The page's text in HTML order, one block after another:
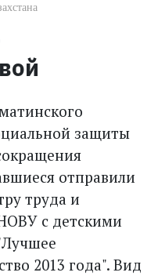
защиты
отправили
труда и
с детскими
2013 года". Вид